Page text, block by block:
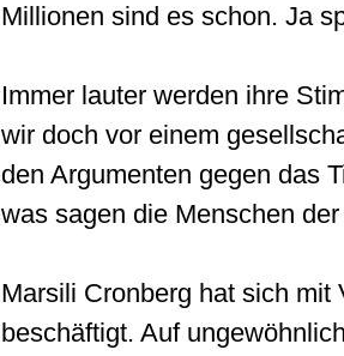
Millionen sind es schon. Ja
Immer lauter werden ihre
wir doch vor einem
den Argumenten gegen das
was sagen die Menschen
Marsili Cronberg hat sich mit
beschäftigt. Auf